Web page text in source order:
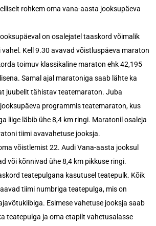
rohkem oma vana-aasta jooksupäeva
on osalejatel taaskord võimalik
Kell 9.30 avavad võistluspäeva maraton
toimuv klassikaline maraton ehk 42,195
Samal ajal maratoniga saab lähte ka
juubelit tähistav teatemaraton. Juba
programmis teatemaraton, kus
liige läbib ühe 8,4 km ringi. Maratonil osaleja
tiimi avavahetuse jooksja.
võistlemist 22. Audi Vana-aasta jooksul
või kõnnivad ühe 8,4 km pikkuse ringi.
teatepulgana kasutusel teatepulk. Kõik
tiimi numbriga teatepulga, mis on
Esimese vahetuse jooksja saab
teatepulga ja oma etapilt vahetusalasse